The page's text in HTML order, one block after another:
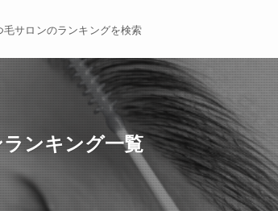
サロンのランキングを検索
ンキング一覧